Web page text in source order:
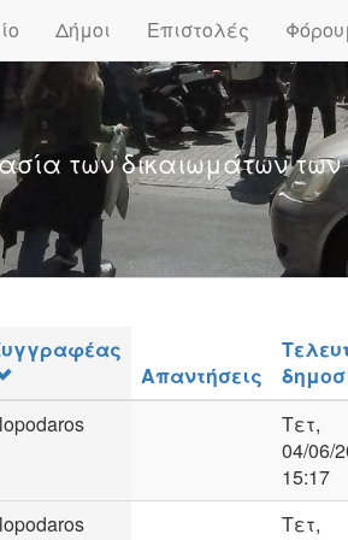
Δήμοι Επιστολές
των δικαιωμάτων
Απαντήσεις
Τετ,
04/06/
15:17
Τετ,